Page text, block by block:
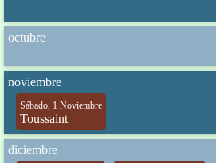
octubre
noviembre
Sábado, 1 Noviembre
Toussaint
diciembre